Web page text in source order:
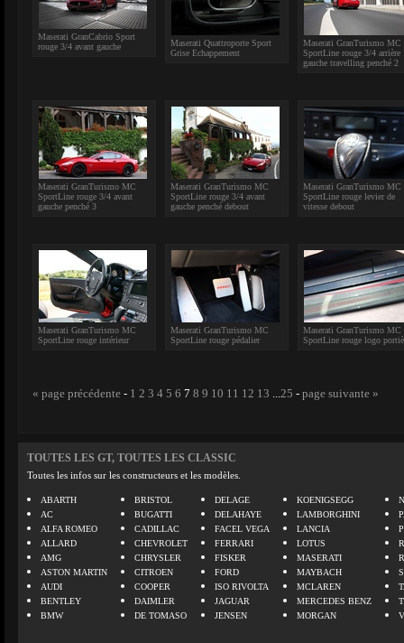
Maserati GranCabrio Sport
rouge 3/4 avant gauche
Maserati Quattroporte Sport
Grise Echappement
Maserati GranTurismo MC
SportLine rouge 3/4 arrière
gauche travelling penché 2
Maserati GranTurismo MC
SportLine rouge 3/4 avant
gauche penché 3
Maserati GranTurismo MC
SportLine rouge 3/4 avant
gauche penché debout
Maserati GranTurismo MC
SportLine rouge levier de
vitesse debout
Maserati GranTurismo MC
SportLine rouge intérieur
Maserati GranTurismo MC
SportLine rouge pédalier
Maserati GranTurismo MC
SportLine rouge logo
« page précédente - 1 2 3 4 5 6 7 8 9 10 11 12 13 ...25 - page suivante »
TOUTES LES GT, TOUTES LES CLASSIC
Toutes les infos sur les constructeurs et les modèles.
ABARTH
AC
ALFA ROMEO
ALLARD
AMG
ASTON MARTIN
AUDI
BENTLEY
BMW
BRISTOL
BUGATTI
CADILLAC
CHEVROLET
CHRYSLER
CITROEN
COOPER
DAIMLER
DE TOMASO
DELAGE
DELAHAYE
FACEL VEGA
FERRARI
FISKER
FORD
ISO RIVOLTA
JAGUAR
JENSEN
KOENIGSEGG
LAMBORGHINI
LANCIA
LOTUS
MASERATI
MAYBACH
MCLAREN
MERCEDES BENZ
MORGAN